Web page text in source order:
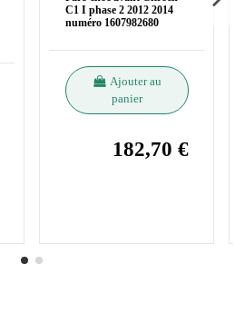
C1 I phase 2 2012 2014
numéro 1607982680
Ajouter au
panier
182,70 €